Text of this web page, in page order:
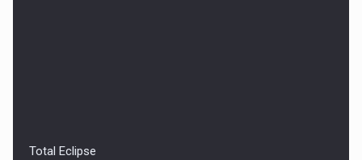
Total Eclipse